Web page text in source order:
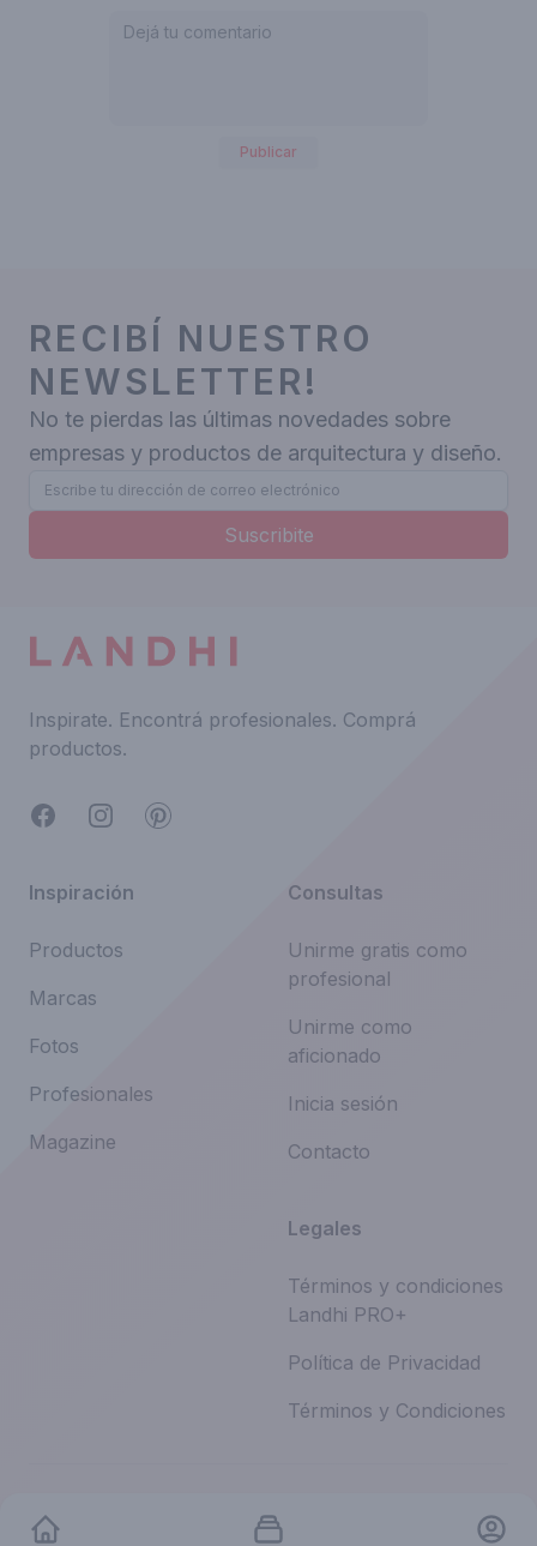
Publicar
RECIBÍ NUESTRO
NEWSLETTER!
No te pierdas las últimas novedades sobre
empresas y productos de arquitectura y diseño.
Suscribite
Inspirate. Encontrá profesionales. Comprá
productos.
FacebookInstagramPinterest
Inspiración
Productos
Marcas
Fotos
Profesionales
Magazine
Consultas
Unirme gratis como
profesional
Unirme como
aficionado
Inicia sesión
Contacto
Legales
Términos y condiciones
Landhi PRO+
Política de Privacidad
Términos y Condiciones
©2026 Todos los derechos reservados